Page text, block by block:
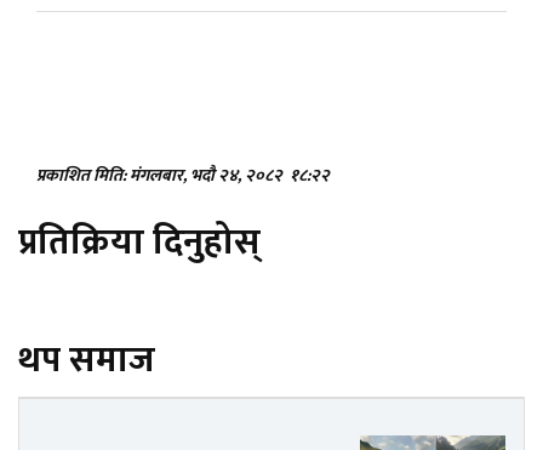
प्रकाशित मिति: मंगलबार, भदौ २४, २०८२ १८:२२
प्रतिक्रिया दिनुहोस्
थप समाज